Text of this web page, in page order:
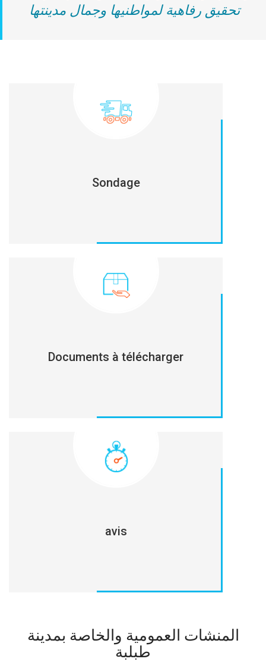
تحقيق رفاهية لمواطنيها وجمال مدينتها
Sondage
Documents à télécharger
avis
المنشات العمومية والخاصة بمدينة
طبلبة